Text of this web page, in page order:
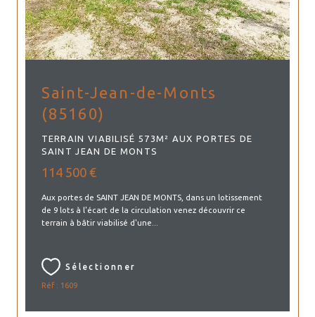
Saint-Jean-de-Monts
(85160)
TERRAIN VIABILISÉ 573M² AUX PORTES DE
SAINT JEAN DE MONTS
114 500 €
Aux portes de SAINT JEAN DE MONTS, dans un lotissement
de 9 lots à l'écart de la circulation venez découvrir ce
terrain à bâtir viabilisé d'une...
Sélectionner
Réf : 1609